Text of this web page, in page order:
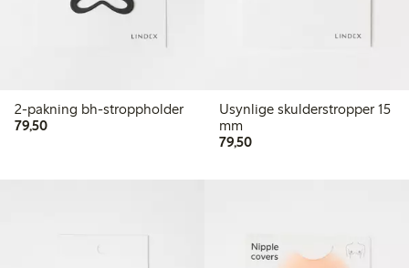
2-pakning bh-stroppholder
79,5079,50 kr
Usynlige skulderstropper 15
mm
79,5079,50 kr